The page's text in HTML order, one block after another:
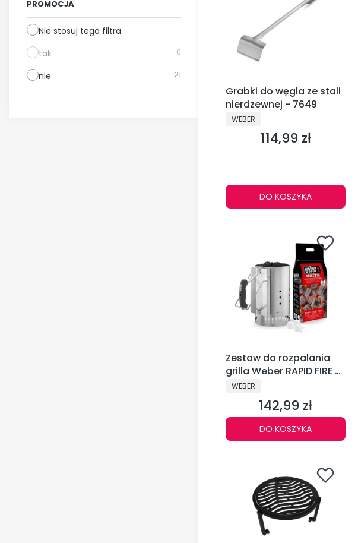
PROMOCJA
Nie stosuj tego filtra
tak
0
nie 21
Grabki do węgla ze stali
nierdzewnej - 7649
PRODUCENT
WEBER
Cena
114,99 zł
DO KOSZYKA
Zestaw do rozpalania
grilla Weber RAPID FIRE -
17631
PRODUCENT
WEBER
Cena
142,99 zł
DO KOSZYKA